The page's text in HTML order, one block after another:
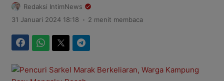
Redaksi IntimNews
31 Januari 2024 18:18 . 2 menit membaca